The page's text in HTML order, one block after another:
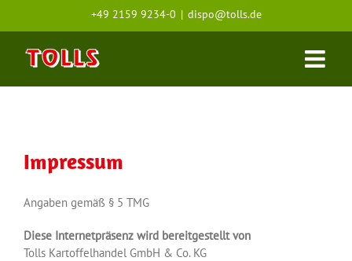
+49 2159 9234-0 | dispo@tolls.de
Impressum
Angaben gemäß § 5 TMG
Diese Internetpräsenz wird bereitgestellt von
Tolls Kartoffelhandel GmbH & Co. KG